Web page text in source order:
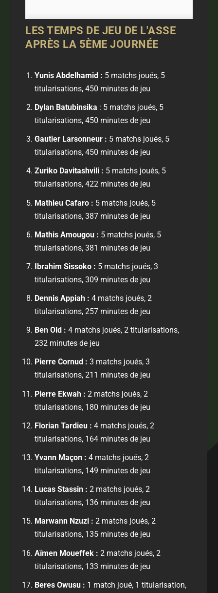
LES TEMPS DE JEU DE L'ASSE
APRÈS LA 5ÈME JOURNÉE
Yunis Abdelhamid : 5 matchs joués, 5
titularisations, 450 minutes de jeu
Dylan Batubinsika : 5 matchs joués, 5
titularisations, 450 minutes de jeu
Gautier Larsonneur : 5 matchs joués, 5
titularisations, 450 minutes de jeu
Zuriko Davitashvili : 5 matchs joués, 5
titularisations, 422 minutes de jeu
Mathieu Cafaro : 5 matchs joués, 5
titularisations, 387 minutes de jeu
Mathis Amougou : 5 matchs joués, 5
titularisations, 381 minutes de jeu
Ibrahim Sissoko : 5 matchs joués, 3
titularisations, 309 minutes de jeu
Dennis Appiah : 4 matchs joués, 2
titularisations, 257 minutes de jeu
Ben Old : 4 matchs joués, 2 titularisations,
232 minutes de jeu
Pierre Cornud : 3 matchs joués, 3
titularisations, 211 minutes de jeu
Pierre Ekwah : 2 matchs joués, 2
titularisations, 180 minutes de jeu
Florian Tardieu : 4 matchs joués, 2
titularisations, 164 minutes de jeu
Yvann Maçon : 4 matchs joués, 2
titularisations, 149 minutes de jeu
Lucas Stassin : 2 matchs joués, 2
titularisations, 136 minutes de jeu
Marwann Nzuzi : 2 matchs joués, 2
titularisations, 135 minutes de jeu
Aïmen Moueffek : 2 matchs joués, 2
titularisations, 133 minutes de jeu
Beres Owusu : 1 match joué, 1 titularisation,